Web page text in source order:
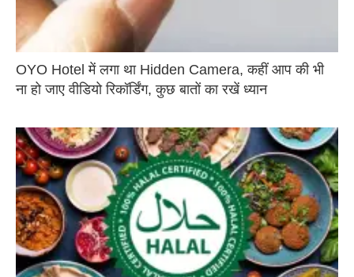
OYO Hotel में लगा था Hidden Camera, कहीं आप की भी
ना हो जाए वीडियो रिकॉर्डिंग, कुछ बातों का रखें ध्यान